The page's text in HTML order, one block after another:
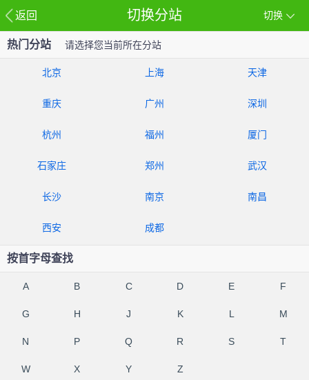
返回 切换
切换分站
热门分站 请选择您当前所在分站
北京 上海 天津
重庆 广州 深圳
杭州 福州 厦门
石家庄 郑州 武汉
长沙 南京 南昌
西安 成都
按首字母查找
A B C D E F
G H J K L M
N P Q R S T
W X Y Z